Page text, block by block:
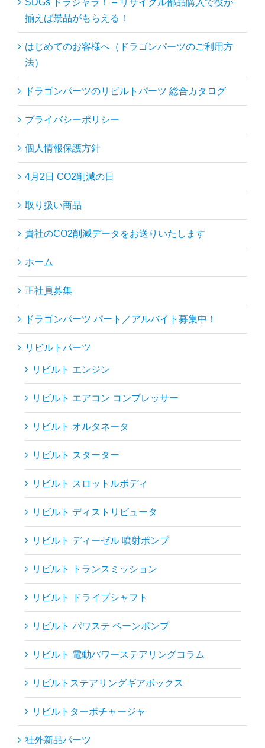
SDGs ドラジャラ！ – リサイクル部品購入で役が
揃えば景品がもらえる！
はじめてのお客様へ（ドラゴンパーツのご利用方
法）
ドラゴンパーツのリビルトパーツ 総合カタログ
プライバシーポリシー
個人情報保護方針
4月2日 CO2削減の日
取り扱い商品
貴社のCO2削減データをお送りいたします
ホーム
正社員募集
ドラゴンパーツ パート／アルバイト募集中！
リビルトパーツ
リビルト エンジン
リビルト エアコン コンプレッサー
リビルト オルタネータ
リビルト スターター
リビルト スロットルボディ
リビルト ディストリビュータ
リビルト ディーゼル 噴射ポンプ
リビルト トランスミッション
リビルト ドライブシャフト
リビルト パワステ ベーンポンプ
リビルト 電動パワーステアリングコラム
リビルトステアリングギアボックス
リビルトターボチャージャ
社外新品パーツ